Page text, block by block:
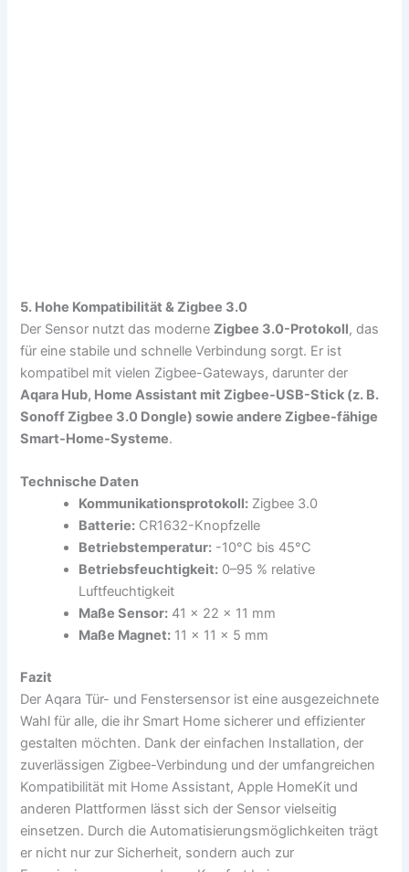
5. Hohe Kompatibilität & Zigbee 3.0
Der Sensor nutzt das moderneZigbee 3.0-Protokoll, das
für eine stabile und schnelle Verbindung sorgt. Er ist
kompatibel mit vielen Zigbee-Gateways, darunter der
Aqara Hub, Home Assistant mit Zigbee-USB-Stick (z. B.
Sonoff Zigbee 3.0 Dongle) sowie andere Zigbee-fähige
Smart-Home-Systeme.
Technische Daten
Kommunikationsprotokoll: Zigbee 3.0
Batterie: CR1632-Knopfzelle
Betriebstemperatur: -10°C bis 45°C
Betriebsfeuchtigkeit: 0–95 % relative
Luftfeuchtigkeit
Maße Sensor: 41 × 22 × 11 mm
Maße Magnet: 11 × 11 × 5 mm
Fazit
Der Aqara Tür- und Fenstersensor ist eine ausgezeichnete
Wahl für alle, die ihr Smart Home sicherer und effizienter
gestalten möchten. Dank der einfachen Installation, der
zuverlässigen Zigbee-Verbindung und der umfangreichen
Kompatibilität mit Home Assistant, Apple HomeKit und
anderen Plattformen lässt sich der Sensor vielseitig
einsetzen. Durch die Automatisierungsmöglichkeiten trägt
er nicht nur zur Sicherheit, sondern auch zur